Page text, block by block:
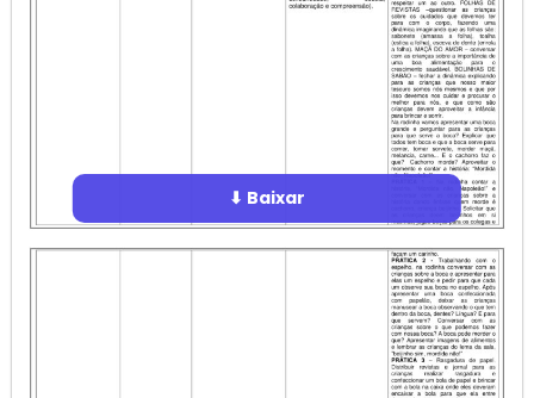
⬇ Baixar